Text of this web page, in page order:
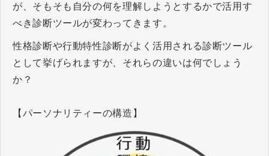
が、そもそも自分の何を理解しようとするかで活用す
べき診断ツールが変わってきます。
性格診断や行動特性診断がよく活用される診断ツール
として挙げられますが、それらの違いは何でしょう
か？
【パーソナリティーの構造】